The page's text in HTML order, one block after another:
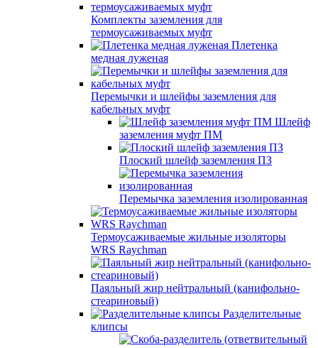
Комплекты заземления для
термоусаживаемых муфт
Плетенка
медная луженая
Перемычки и шлейфы заземления для
кабельных муфт
Шлейф
заземления муфт ПМ
Плоский шлейф заземления ПЗ
Перемычка заземления изолированная
Термоусаживаемые жильные изоляторы
WRS Raychman
Паяльный жир нейтральный (канифольно-
стеариновый)
Разделительные
клипсы